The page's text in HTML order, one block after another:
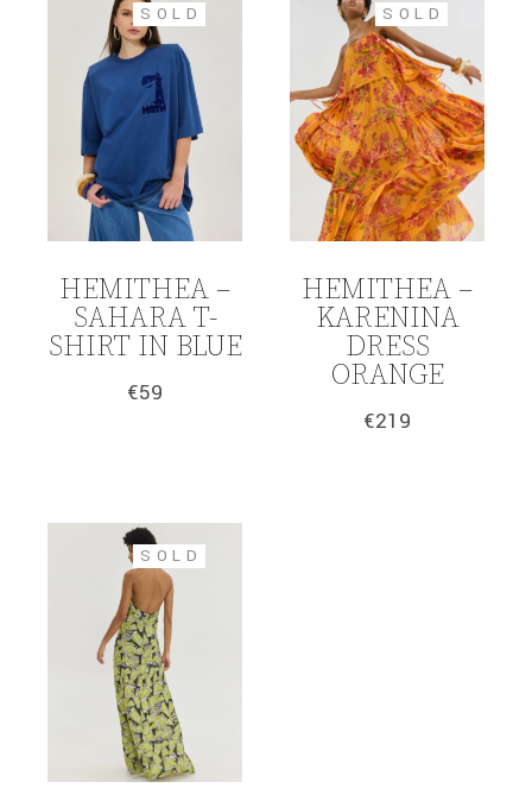
SOLD
HEMITHEA –
SAHARA T-
SHIRT IN BLUE
€59
SOLD
HEMITHEA –
KARENINA
DRESS
ORANGE
€219
SOLD